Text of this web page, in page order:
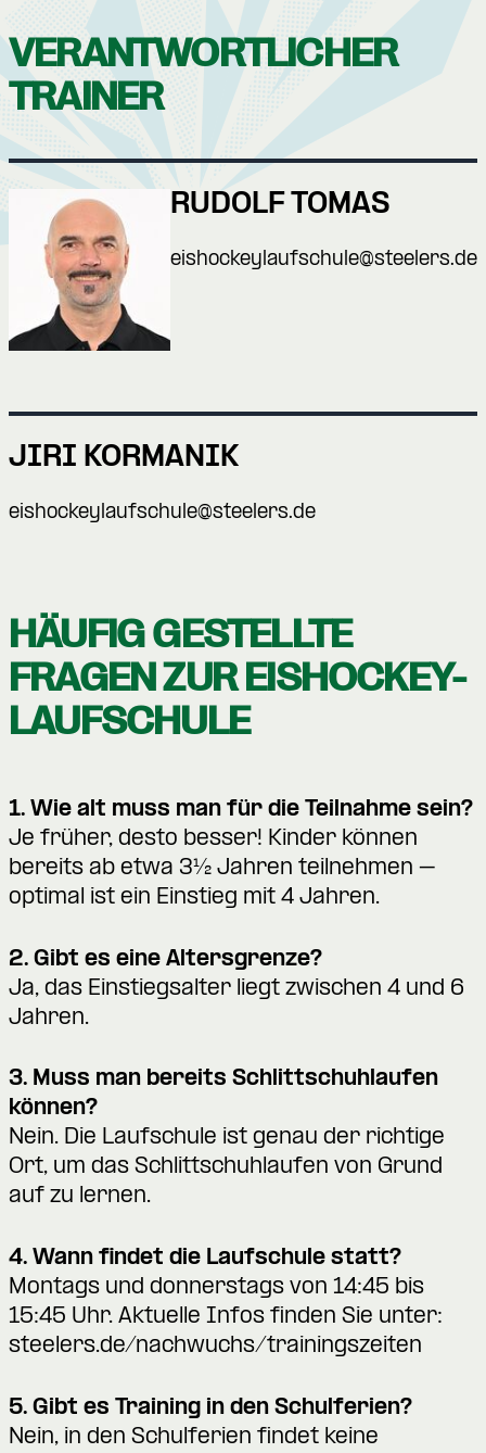
VERANTWORTLICHER
TRAINER
RUDOLF TOMAS
eishockeylaufschule@steelers.de
JIRI KORMANIK
eishockeylaufschule@steelers.de
HÄUFIG GESTELLTE
FRAGEN ZUR EISHOCKEY-
LAUFSCHULE
1. Wie alt muss man für die Teilnahme sein?
Je früher, desto besser! Kinder können
bereits ab etwa 3½ Jahren teilnehmen –
optimal ist ein Einstieg mit 4 Jahren.
2. Gibt es eine Altersgrenze?
Ja, das Einstiegsalter liegt zwischen 4 und 6
Jahren.
3. Muss man bereits Schlittschuhlaufen
können?
Nein. Die Laufschule ist genau der richtige
Ort, um das Schlittschuhlaufen von Grund
auf zu lernen.
4. Wann findet die Laufschule statt?
Montags und donnerstags von 14:45 bis
15:45 Uhr. Aktuelle Infos finden Sie unter:
steelers.de/nachwuchs/trainingszeiten
5. Gibt es Training in den Schulferien?
Nein, in den Schulferien findet keine